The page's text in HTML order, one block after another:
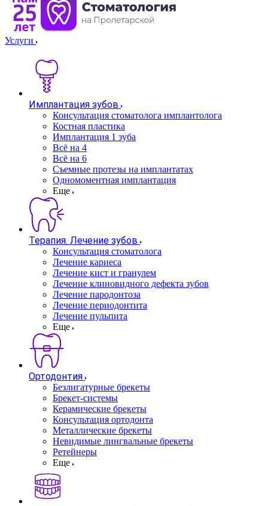
Услуги
Имплантация зубов
Консультация стоматолога имплантолога
Костная пластика
Имплантация 1 зуба
Всё на 4
Всё на 6
Съемные протезы на имплантатах
Одномоментная имплантация
Еще
Терапия. Лечение зубов
Консультация стоматолога
Лечение кариеса
Лечение кист и гранулем
Лечение клиновидного дефекта зубов
Лечение пародонтоза
Лечение периодонтита
Лечение пульпита
Еще
Ортодонтия
Безлигатурные брекеты
Брекет-системы
Керамические брекеты
Консультация ортодонта
Металлические брекеты
Невидимые лингвальные брекеты
Ретейнеры
Еще